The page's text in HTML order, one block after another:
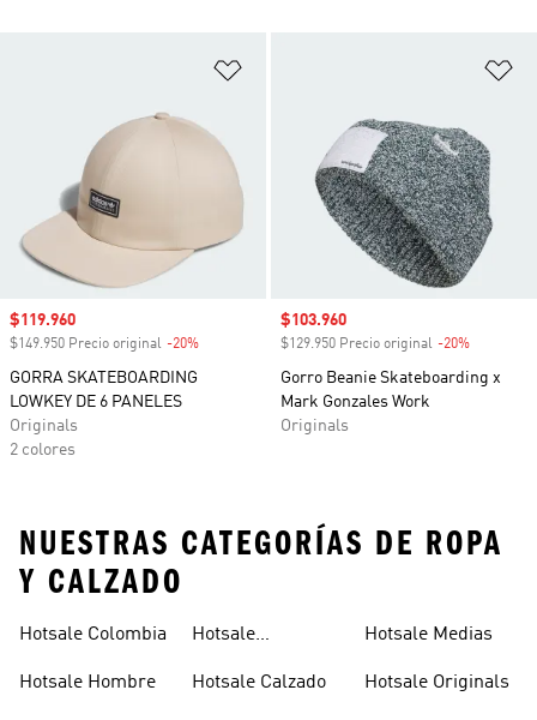
Precio de venta
$119.960
$149.950 Precio original -20%
GORRA SKATEBOARDING
LOWKEY DE 6 PANELES
Originals
2 colores
Precio de venta
$103.960
$129.950 Precio original -20%
Gorro Beanie Skateboarding x
Mark Gonzales Work
Originals
NUESTRAS CATEGORÍAS DE ROPA
Y CALZADO
Hotsale Colombia
Hotsale Hombre
Hotsale
Licas
Hotsale Calzado
Hotsale Medias
Hotsale Originals